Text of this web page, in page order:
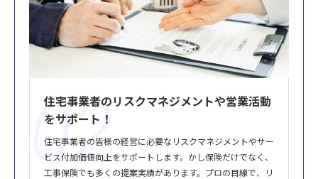
02
住宅事業者のリスクマネジメントや営業活動
をサポート！
住宅事業者の皆様の経営に必要なリスクマネジメントやサー
ビス付加価値向上をサポートします。かし保険だけでなく、
工事保険でも多くの提案実績があります。プロの目線で、リ